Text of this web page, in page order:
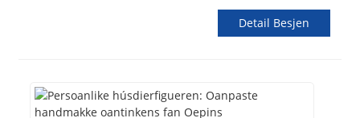
Detail Besjen